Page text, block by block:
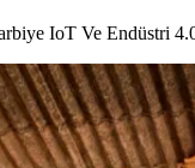
IoT Ve Endüstri